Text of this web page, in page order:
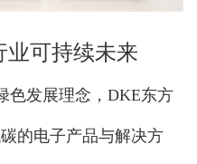
业可持续未来
发展理念，DKE东方
的电子产品与解决方